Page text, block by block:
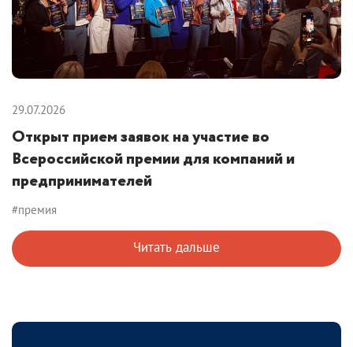
29.07.2026
Открыт прием заявок на участие во
Всероссийской премии для компаний и
предпринимателей
#премия
Читать дальше